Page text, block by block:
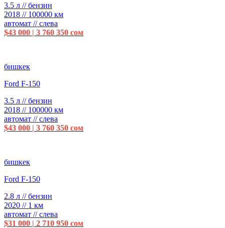
3.5 л // бензин
2018 // 100000 км
автомат // слева
$43 000 | 3 760 350 сом
бишкек
Ford F-150
3.5 л // бензин
2018 // 100000 км
автомат // слева
$43 000 | 3 760 350 сом
бишкек
Ford F-150
2.8 л // бензин
2020 // 1 км
автомат // слева
$31 000 | 2 710 950 сом